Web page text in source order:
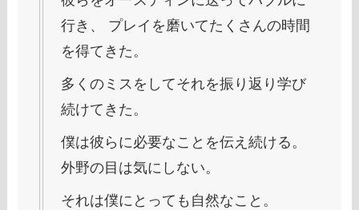
行き、 プレイを磨いてたくさんの時間
を得てきた。
多くのミスをしてそれを振り返り学び
続けてきた。
僕は彼らに必要なことを伝え続ける。
外野の目は気にしない。
それは僕にとっても自然なこと。